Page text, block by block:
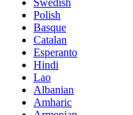
Swedish
Polish
Basque
Catalan
Esperanto
Hindi
Lao
Albanian
Amharic